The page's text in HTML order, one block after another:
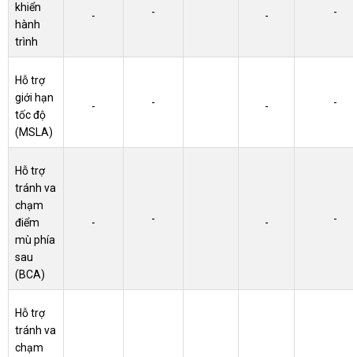
khiển
hành
trình
- - - -
Hỗ trợ
giới hạn
tốc độ
(MSLA)
- - - -
Hỗ trợ
tránh va
chạm
điểm
mù phía
sau
(BCA)
- - - -
Hỗ trợ
tránh va
chạm